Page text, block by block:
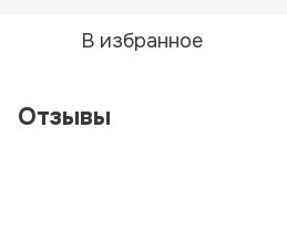
В избранное
Отзывы